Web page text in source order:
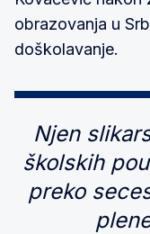
obrazovanja u
doškolavanje.
Njen
školskih
preko